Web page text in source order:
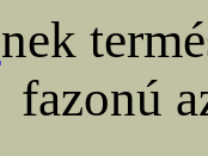
nek
fazonú